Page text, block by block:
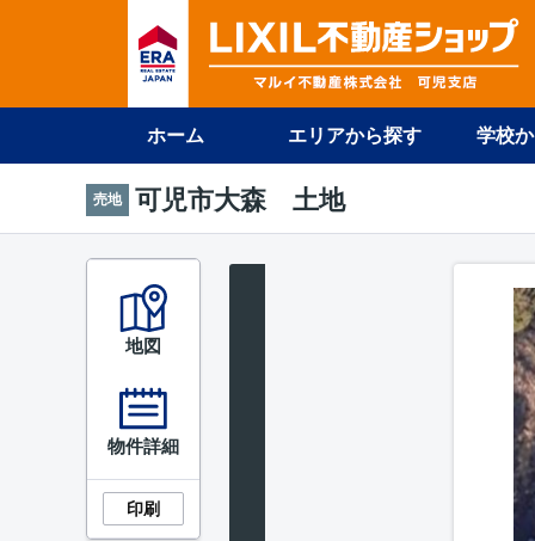
ホーム エリアから探す 学校
売地 可児市大森 土地
地図
物件詳細
印刷